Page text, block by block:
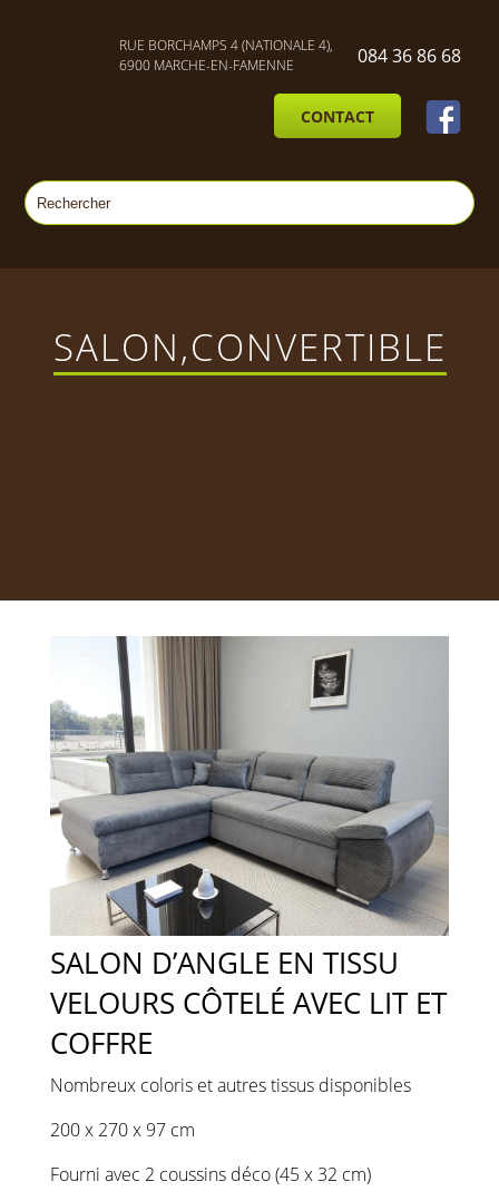
RUE BORCHAMPS 4 (NATIONALE 4),
6900 MARCHE-EN-FAMENNE
084 36 86 68
CONTACT
SALON,CONVERTIBLE
SALON D’ANGLE EN TISSU
VELOURS CÔTELÉ AVEC LIT ET
COFFRE
Nombreux coloris et autres tissus disponibles
200 x 270 x 97 cm
Fourni avec 2 coussins déco (45 x 32 cm)